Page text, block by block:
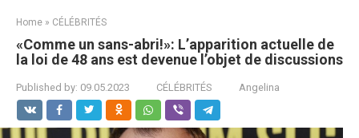
Home » CÉLÉBRITÉS
«Comme un sans-abri!»: L’apparition actuelle de
la loi de 48 ans est devenue l’objet de discussions
Published by: 09.05.2023 CÉLÉBRITÉS Angelina